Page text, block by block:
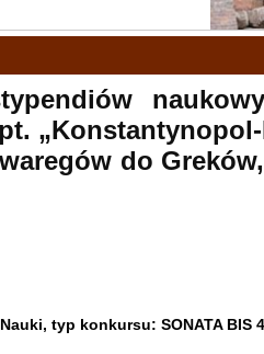
do
typ konkursu: SONATA BIS